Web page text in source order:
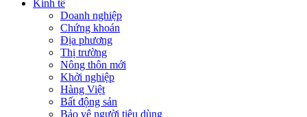
Kinh tế
Doanh nghiệp
Chứng khoán
Địa phương
Thị trường
Nông thôn mới
Khởi nghiệp
Hàng Việt
Bất động sản
Bảo vệ người tiêu dùng